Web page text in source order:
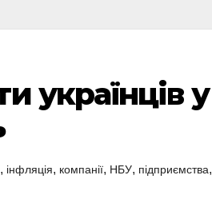
українців у
, інфляція, компанії, НБУ, підприємства,